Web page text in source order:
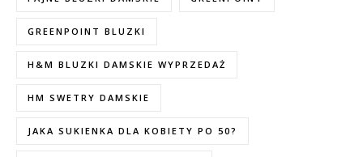
GREENPOINT BLUZKI
H&M BLUZKI DAMSKIE WYPRZEDAŻ
HM SWETRY DAMSKIE
JAKA SUKIENKA DLA KOBIETY PO 50?